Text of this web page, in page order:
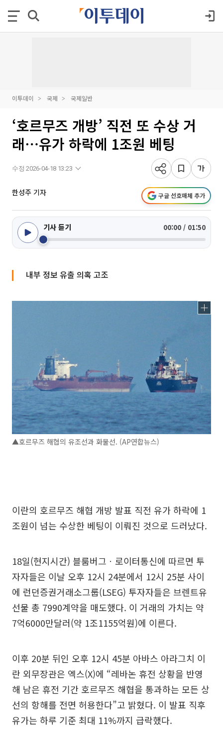
이투데이 국제 국제일반
‘호르무즈 개방’ 직전 또 수상 거
래⋯유가 하락에 1조원 베팅
수정 2026-04-18 13:23
한성주 기자 구글 선호매체 추가
기사 듣기 00:00 / 01:50
내부 정보 유출 의혹 고조
▲호르무즈 해협의 유조선과 화물선. (AP연합뉴스)
이란의 호르무즈 해협 개방 발표 직전 유가 하락에 1
조원이 넘는 수상한 베팅이 이뤄진 것으로 드러났다.
18일(현지시간) 블룸버그ㆍ로이터통신에 따르면 투
자자들은 이날 오후 12시 24분에서 12시 25분 사이
에 런던증권거래소그룹(LSEG) 투자자들은 브렌트유
선물 총 7990계약을 매도했다. 이 거래의 가치는 약
7억6000만달러(약 1조1155억원)에 이른다.
이후 20분 뒤인 오후 12시 45분 아바스 아라그치 이
란 외무장관은 엑스(X)에 “레바논 휴전 상황을 반영
해 남은 휴전 기간 호르무즈 해협을 통과하는 모든 상
선의 항해를 전면 허용한다”고 밝혔다. 이 발표 직후
유가는 하루 기준 최대 11%까지 급락했다.